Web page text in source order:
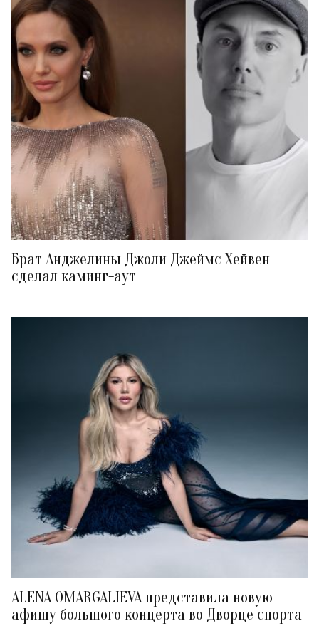
Брат Анджелины Джоли Джеймс Хейвен
сделал каминг-аут
ALENA OMARGALIEVA представила новую
афишу большого концерта во Дворце спорта